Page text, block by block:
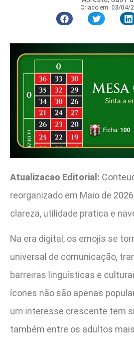
Criado em: 03/04/
Atualizacao Editorial:
reorganizado em Maio de
clareza, utilidade pratica e
Na era digital, os emojis se
universal de comunicação,
barreiras linguísticas e
ícones não são apenas
um interesse crescente tem
também entre os adultos